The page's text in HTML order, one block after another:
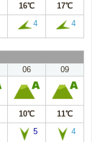
16℃ 17℃
4 4
06 09
10℃ 11℃
5 4